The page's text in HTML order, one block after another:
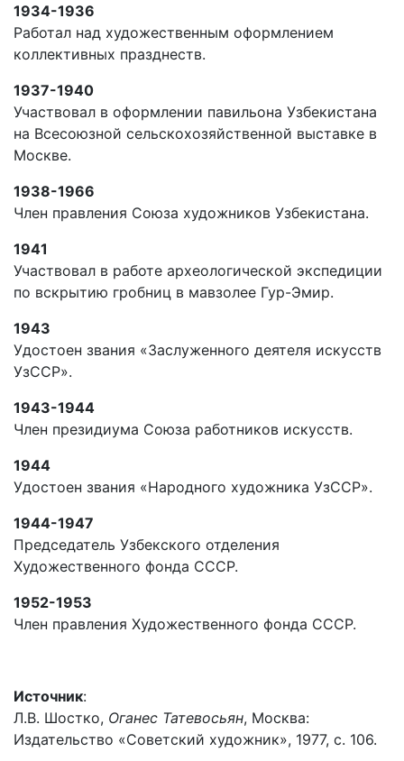
1934-1936
Работал над художественным оформлением
коллективных празднеств.
1937-1940
Участвовал в оформлении павильона Узбекистана
на Всесоюзной сельскохозяйственной выставке в
Москве.
1938-1966
Член правления Союза художников Узбекистана.
1941
Участвовал в работе археологической экспедиции
по вскрытию гробниц в мавзолее Гур-Эмир.
1943
Удостоен звания «Заслуженного деятеля искусств
УзССР».
1943-1944
Член президиума Союза работников искусств.
1944
Удостоен звания «Народного художника УзССР».
1944-1947
Председатель Узбекского отделения
Художественного фонда СССР.
1952-1953
Член правления Художественного фонда СССР.
Источник:
Л.В. Шостко, Оганес Татевосьян, Москва:
Издательство «Советский художник», 1977, с. 106.